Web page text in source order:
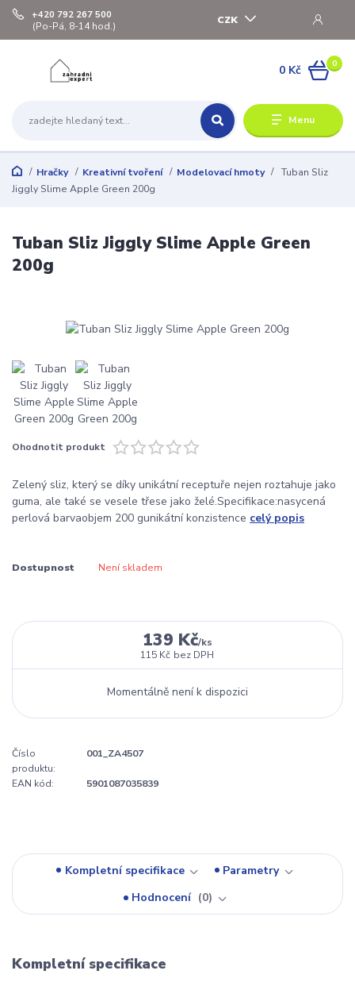
Menu
CZK
+420 792 267 500
(Po-Pá, 8-14 hod.)
0
0 Kč
Hračky Kreativní tvoření Modelovací hmoty
Tuban Sliz
Jiggly Slime Apple Green 200g
Tuban Sliz Jiggly Slime Apple Green
200g
Ohodnotit produkt
Zelený sliz, který se díky unikátní receptuře nejen roztahuje jako
guma, ale také se vesele třese jako želé.Specifikace:nasycená
perlová barvaobjem 200 gunikátní konzistence celý popis
Dostupnost Není skladem
139 Kč/ks
115 Kč bez DPH
Momentálně není k dispozici
Číslo
produktu:
001_ZA4507
EAN kód: 5901087035839
Kompletní specifikace
Parametry
Hodnocení
0
Kompletní specifikace